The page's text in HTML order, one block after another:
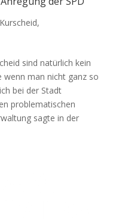
Kurscheid,
sind natürlich kein
man nicht ganz so
bei der Stadt
problematischen
sagte in der